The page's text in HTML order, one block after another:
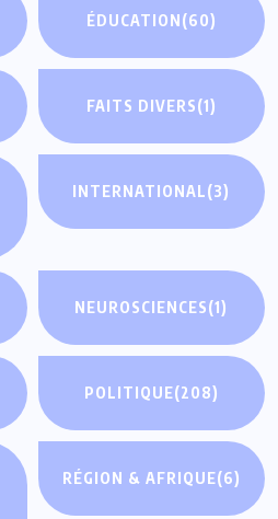
ÉDUCATION(60)
FAITS DIVERS(1)
INTERNATIONAL(3)
NEUROSCIENCES(1)
POLITIQUE(208)
RÉGION & AFRIQUE(6)